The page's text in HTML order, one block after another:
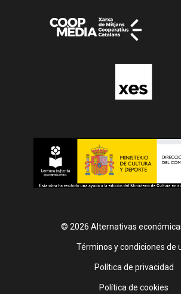
© 2026 Alternativas
Footer
Términos y condiciones de
Política de privacidad
Política de cookies